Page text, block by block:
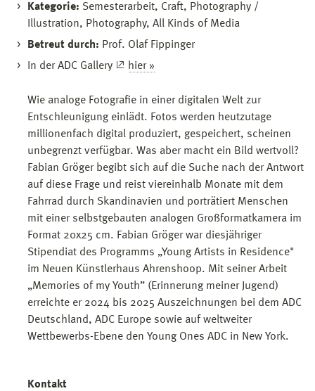
Kategorie: Semesterarbeit, Craft, Photography /
Illustration, Photography, All Kinds of Media
Betreut durch: Prof. Olaf Fippinger
In der ADC Gallery
hier »
Wie analoge Fotografie in einer digitalen Welt zur
Entschleunigung einlädt. Fotos werden heutzutage
millionenfach digital produziert, gespeichert, scheinen
unbegrenzt verfügbar. Was aber macht ein Bild wertvoll?
Fabian Gröger begibt sich auf die Suche nach der Antwort
auf diese Frage und reist viereinhalb Monate mit dem
Fahrrad durch Skandinavien und porträtiert Menschen
mit einer selbstgebauten analogen Großformatkamera im
Format 20x25 cm. Fabian Gröger war diesjähriger
Stipendiat des Programms „Young Artists in Residence"
im Neuen Künstlerhaus Ahrenshoop. Mit seiner Arbeit
„Memories of my Youth” (Erinnerung meiner Jugend)
erreichte er 2024 bis 2025 Auszeichnungen bei dem ADC
Deutschland, ADC Europe sowie auf weltweiter
Wettbewerbs-Ebene den Young Ones ADC in New York.
Kontakt